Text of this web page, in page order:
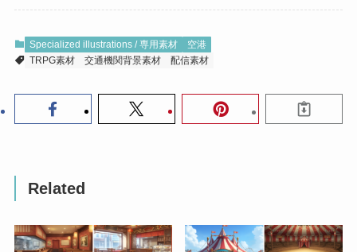
Specialized illustrations / 専用素材
空港
TRPG素材
交通機関背景素材 配信素材
Related